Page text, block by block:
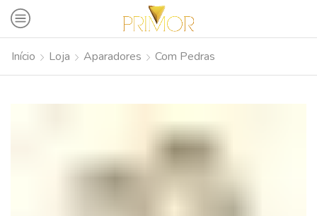
Início Loja Aparadores Com Pedras